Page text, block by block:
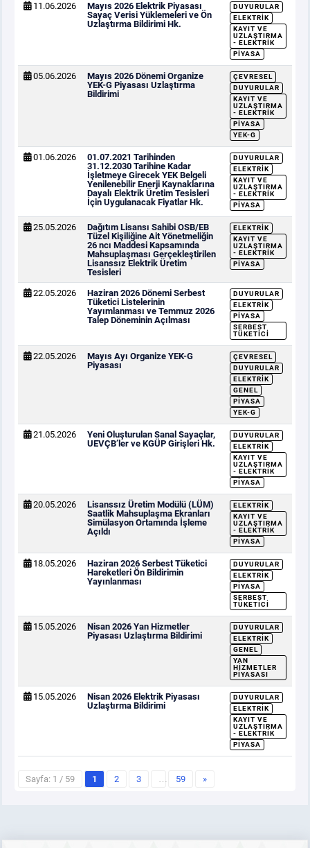
11.06.2026
Mayıs 2026 Elektrik Piyasası
Sayaç Verisi Yüklemeleri ve Ön
Uzlaştırma Bildirimi Hk.
DUYURULAR
ELEKTRIK
KAYIT VE
UZLAŞTIRMA
- ELEKTRIK
PIYASA
05.06.2026
Mayıs 2026 Dönemi Organize
YEK-G Piyasası Uzlaştırma
Bildirimi
ÇEVRESEL
DUYURULAR
KAYIT VE
UZLAŞTIRMA
- ELEKTRIK
PIYASA
YEK-G
01.06.2026
01.07.2021 Tarihinden
31.12.2030 Tarihine Kadar
İşletmeye Girecek YEK Belgeli
Yenilenebilir Enerji Kaynaklarına
Dayalı Elektrik Üretim Tesisleri
İçin Uygulanacak Fiyatlar Hk.
DUYURULAR
ELEKTRIK
KAYIT VE
UZLAŞTIRMA
- ELEKTRIK
PIYASA
25.05.2026
Dağıtım Lisansı Sahibi OSB/EB
Tüzel Kişiliğine Ait Yönetmeliğin
26 ncı Maddesi Kapsamında
Mahsuplaşması Gerçekleştirilen
Lisanssız Elektrik Üretim
Tesisleri
ELEKTRIK
KAYIT VE
UZLAŞTIRMA
- ELEKTRIK
PIYASA
22.05.2026
Haziran 2026 Dönemi Serbest
Tüketici Listelerinin
Yayımlanması ve Temmuz 2026
Talep Döneminin Açılması
DUYURULAR
ELEKTRIK
PIYASA
SERBEST
TÜKETICI
22.05.2026
Mayıs Ayı Organize YEK-G
Piyasası
ÇEVRESEL
DUYURULAR
ELEKTRIK
GENEL
PIYASA
YEK-G
21.05.2026
Yeni Oluşturulan Sanal Sayaçlar,
UEVÇB’ler ve KGÜP Girişleri Hk.
DUYURULAR
ELEKTRIK
KAYIT VE
UZLAŞTIRMA
- ELEKTRIK
PIYASA
20.05.2026
Lisanssız Üretim Modülü (LÜM)
Saatlik Mahsuplaşma Ekranları
Simülasyon Ortamında İşleme
Açıldı
ELEKTRIK
KAYIT VE
UZLAŞTIRMA
- ELEKTRIK
PIYASA
18.05.2026
Haziran 2026 Serbest Tüketici
Hareketleri Ön Bildirimin
Yayınlanması
DUYURULAR
ELEKTRIK
PIYASA
SERBEST
TÜKETICI
15.05.2026
Nisan 2026 Yan Hizmetler
Piyasası Uzlaştırma Bildirimi
DUYURULAR
ELEKTRIK
GENEL
YAN
HIZMETLER
PIYASASI
15.05.2026
Nisan 2026 Elektrik Piyasası
Uzlaştırma Bildirimi
DUYURULAR
ELEKTRIK
KAYIT VE
UZLAŞTIRMA
- ELEKTRIK
PIYASA
Sayfa: 1 / 59 1 2 3 … 59 »